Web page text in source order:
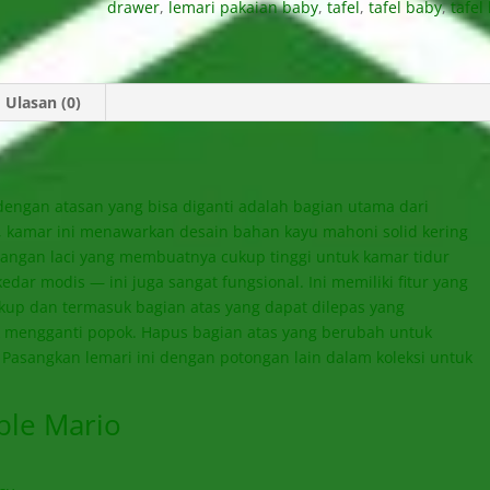
drawer, lemari pakaian baby,tafel,tafel baby,tafel
Ulasan (0)
atasan yang bisa diganti adalah bagian utama dari
ini menawarkan desain bahan kayu mahoni solid kering
laci yang membuatnya cukup tinggi untuk kamar tidur
modis — ini juga sangat fungsional. Ini memiliki fitur yang
dan termasuk bagian atas yang dapat dilepas yang
popok. Hapus bagian atas yang berubah untuk
lemari ini dengan potongan lain dalam koleksi untuk
Mario